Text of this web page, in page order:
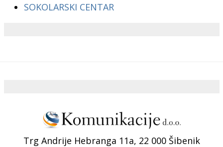
SOKOLARSKI CENTAR
Trg Andrije Hebranga 11a, 22 000 Šibenik